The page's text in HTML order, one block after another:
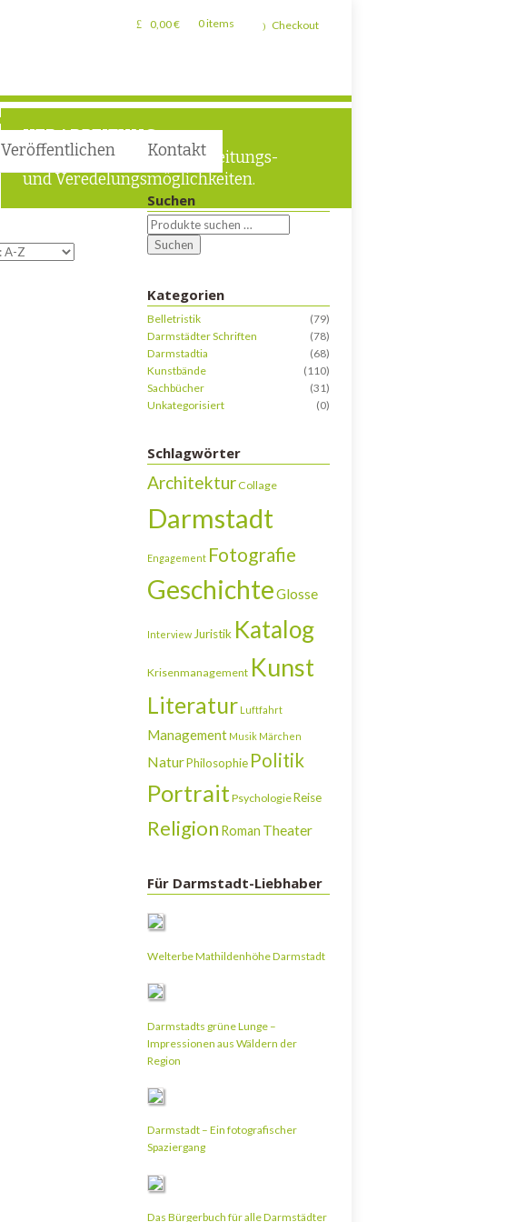
0,00€ 0 items Checkout
VERARBEITUNG
Außergewöhnliche Verarbeitungs-
und Veredelungsmöglichkeiten.
Veröffentlichen Kontakt
Suchen
Suchen
Kategorien
Belletristik
(79)
Darmstädter Schriften
(78)
Darmstadtia
(68)
Kunstbände
(110)
Sachbücher
(31)
Unkategorisiert
(0)
Schlagwörter
ArchitekturCollage
Darmstadt
Engagement Fotografie
GeschichteGlosse
Interview Juristik Katalog
Krisenmanagement Kunst
Literatur Luftfahrt
Management Musik Märchen
NaturPhilosophie Politik
Portrait PsychologieReise
Religion Roman Theater
Für Darmstadt-Liebhaber
Welterbe Mathildenhöhe Darmstadt
Darmstadts grüne Lunge –
Impressionen aus Wäldern der
Region
Darmstadt – Ein fotografischer
Spaziergang
Das Bürgerbuch für alle Darmstädter